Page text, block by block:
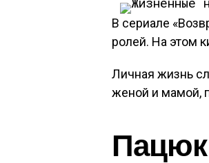
В сериале
ролей. На этом
Личная жизнь
женой и мамой,
Пацюк